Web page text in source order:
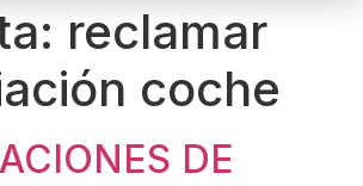
reclamar
coche
DE